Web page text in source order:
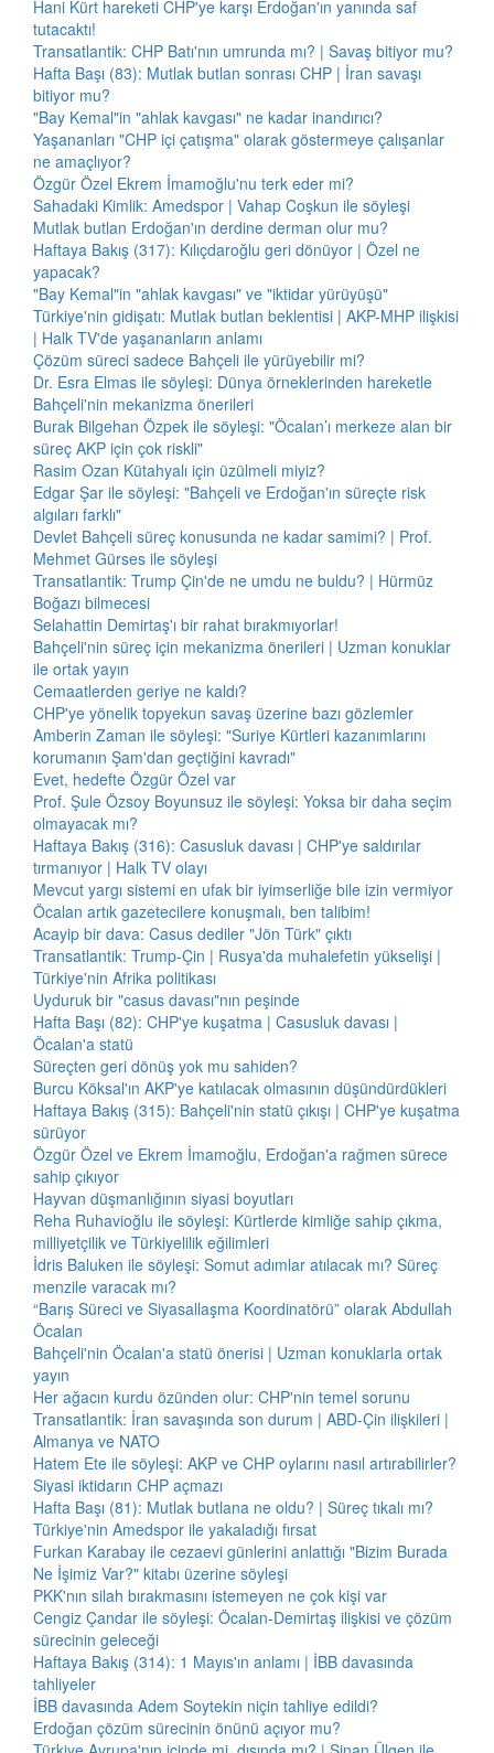
Hani Kürt hareketi CHP'ye karşı Erdoğan'ın yanında saf
tutacaktı!
Transatlantik: CHP Batı'nın umrunda mı? | Savaş bitiyor mu?
Hafta Başı (83): Mutlak butlan sonrası CHP | İran savaşı
bitiyor mu?
"Bay Kemal"in "ahlak kavgası" ne kadar inandırıcı?
Yaşananları "CHP içi çatışma" olarak göstermeye çalışanlar
ne amaçlıyor?
Özgür Özel Ekrem İmamoğlu'nu terk eder mi?
Sahadaki Kimlik: Amedspor | Vahap Coşkun ile söyleşi
Mutlak butlan Erdoğan'ın derdine derman olur mu?
Haftaya Bakış (317): Kılıçdaroğlu geri dönüyor | Özel ne
yapacak?
"Bay Kemal"in "ahlak kavgası" ve "iktidar yürüyüşü"
Türkiye'nin gidişatı: Mutlak butlan beklentisi | AKP-MHP ilişkisi
| Halk TV'de yaşananların anlamı
Çözüm süreci sadece Bahçeli ile yürüyebilir mi?
Dr. Esra Elmas ile söyleşi: Dünya örneklerinden hareketle
Bahçeli'nin mekanizma önerileri
Burak Bilgehan Özpek ile söyleşi: "Öcalan’ı merkeze alan bir
süreç AKP için çok riskli"
Rasim Ozan Kütahyalı için üzülmeli miyiz?
Edgar Şar ile söyleşi: "Bahçeli ve Erdoğan'ın süreçte risk
algıları farklı"
Devlet Bahçeli süreç konusunda ne kadar samimi? | Prof.
Mehmet Gürses ile söyleşi
Transatlantik: Trump Çin'de ne umdu ne buldu? | Hürmüz
Boğazı bilmecesi
Selahattin Demirtaş'ı bir rahat bırakmıyorlar!
Bahçeli'nin süreç için mekanizma önerileri | Uzman konuklar
ile ortak yayın
Cemaatlerden geriye ne kaldı?
CHP'ye yönelik topyekun savaş üzerine bazı gözlemler
Amberin Zaman ile söyleşi: "Suriye Kürtleri kazanımlarını
korumanın Şam'dan geçtiğini kavradı"
Evet, hedefte Özgür Özel var
Prof. Şule Özsoy Boyunsuz ile söyleşi: Yoksa bir daha seçim
olmayacak mı?
Haftaya Bakış (316): Casusluk davası | CHP'ye saldırılar
tırmanıyor | Halk TV olayı
Mevcut yargı sistemi en ufak bir iyimserliğe bile izin vermiyor
Öcalan artık gazetecilere konuşmalı, ben talibim!
Acayip bir dava: Casus dediler "Jön Türk" çıktı
Transatlantik: Trump-Çin | Rusya'da muhalefetin yükselişi |
Türkiye'nin Afrika politikası
Uyduruk bir "casus davası"nın peşinde
Hafta Başı (82): CHP'ye kuşatma | Casusluk davası |
Öcalan'a statü
Süreçten geri dönüş yok mu sahiden?
Burcu Köksal'ın AKP'ye katılacak olmasının düşündürdükleri
Haftaya Bakış (315): Bahçeli'nin statü çıkışı | CHP'ye kuşatma
sürüyor
Özgür Özel ve Ekrem İmamoğlu, Erdoğan'a rağmen sürece
sahip çıkıyor
Hayvan düşmanlığının siyasi boyutları
Reha Ruhavioğlu ile söyleşi: Kürtlerde kimliğe sahip çıkma,
milliyetçilik ve Türkiyelilik eğilimleri
İdris Baluken ile söyleşi: Somut adımlar atılacak mı? Süreç
menzile varacak mı?
“Barış Süreci ve Siyasallaşma Koordinatörü” olarak Abdullah
Öcalan
Bahçeli'nin Öcalan'a statü önerisi | Uzman konuklarla ortak
yayın
Her ağacın kurdu özünden olur: CHP'nin temel sorunu
Transatlantik: İran savaşında son durum | ABD-Çin ilişkileri |
Almanya ve NATO
Hatem Ete ile söyleşi: AKP ve CHP oylarını nasıl artırabilirler?
Siyasi iktidarın CHP açmazı
Hafta Başı (81): Mutlak butlana ne oldu? | Süreç tıkalı mı?
Türkiye'nin Amedspor ile yakaladığı fırsat
Furkan Karabay ile cezaevi günlerini anlattığı "Bizim Burada
Ne İşimiz Var?" kitabı üzerine söyleşi
PKK'nın silah bırakmasını istemeyen ne çok kişi var
Cengiz Çandar ile söyleşi: Öcalan-Demirtaş ilişkisi ve çözüm
sürecinin geleceği
Haftaya Bakış (314): 1 Mayıs'ın anlamı | İBB davasında
tahliyeler
İBB davasında Adem Soytekin niçin tahliye edildi?
Erdoğan çözüm sürecinin önünü açıyor mu?